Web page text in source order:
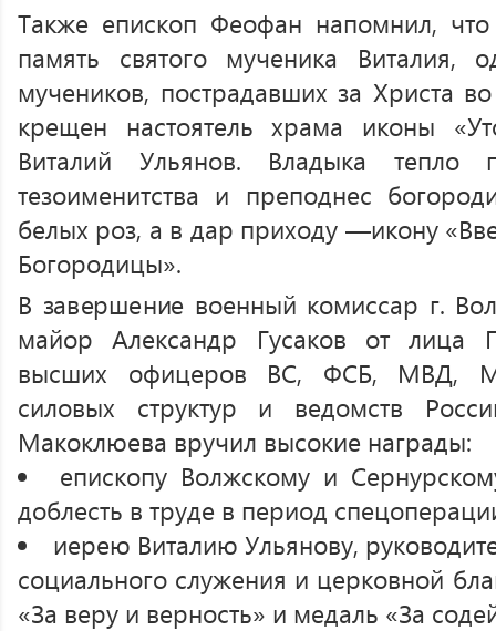
Также епископ Феофан напомнил, что
память святого мученика Виталия,
мучеников, пострадавших за Христа
крещен настоятель храма иконы
Виталий Ульянов. Владыка
тезоименитства и преподнес
белых роз, а в дар приходу —икону
Богородицы».
В завершение военный комиссар г.
майор Александр Гусаков от лица
высших офицеров ВС, ФСБ, МВД,
силовых структур и ведомств
Макоклюева вручил высокие награды:
епископу Волжскому и
доблесть в труде в период
иерею Виталию Ульянову,
социального служения и церковной
«За веру и верность» и медаль «За